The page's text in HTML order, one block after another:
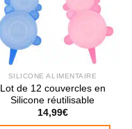
SILICONE ALIMENTAIRE
Lot de 12 couvercles en
Silicone réutilisable
14,99€